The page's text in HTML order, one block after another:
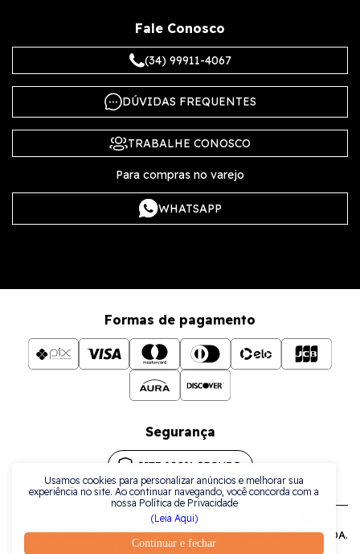
Continuar e fechar
Usamos cookies para personalizar anúncios e melhorar sua
experiência no site. Ao continuar navegando, você concorda com a
nossa Política de Privacidade
(Leia Aqui)
Fale Conosco
(34) 99911-4067
DÚVIDAS FREQUENTES
TRABALHE CONOSCO
Para compras no varejo
WHATSAPP
Formas de pagamento
Segurança
Todos os direitos reservados a La Plata Comércio de Joias LTDA.
| CNPJ: 38.079.925/0001-42